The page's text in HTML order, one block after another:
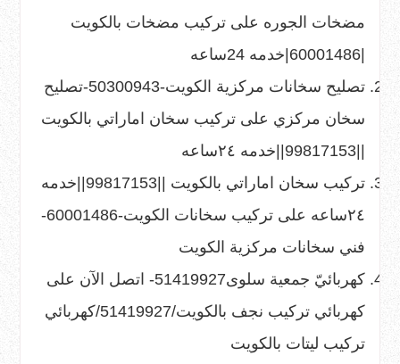
مضخات الجوره على تركيب مضخات بالكويت
|60001486|خدمه 24ساعه
تصليح سخانات مركزية الكويت-50300943-تصليح
سخان مركزي على تركيب سخان اماراتي بالكويت
||99817153||خدمه ٢٤ساعه
تركيب سخان اماراتي بالكويت ||99817153||خدمه
٢٤ساعه
على
تركيب سخانات الكويت-60001486-
فني سخانات مركزية الكويت
كهربائيّ جمعية سلوى51419927- اتصل الآن
على
كهربائي تركيب نجف بالكويت/51419927/كهربائي
تركيب ليتات بالكويت